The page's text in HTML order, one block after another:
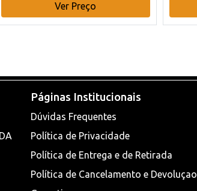
Ver Preço
Páginas Institucionais
Dúvidas Frequentes
Política de Privacidade
Política de Entrega e de Retirada
Política de Cancelamento e Devoluçao